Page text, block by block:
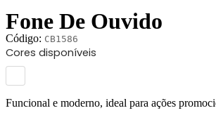
Fone De Ouvido
Código: CB1586
Cores disponíveis
Funcional e moderno, ideal para ações